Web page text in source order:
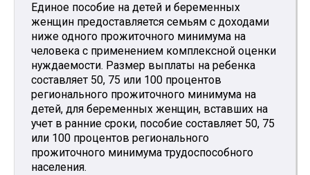
Единое пособие на детей и беременных
женщин предоставляется семьям с доходами
ниже одного прожиточного минимума на
человека с применением комплексной оценки
нуждаемости. Размер выплаты на ребенка
составляет 50, 75 или 100 процентов
регионального прожиточного минимума на
детей, для беременных женщин, вставших на
учет в ранние сроки, пособие составляет 50, 75
или 100 процентов регионального
прожиточного минимума трудоспособного
населения.